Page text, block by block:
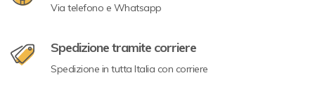
Via telefono e Whatsapp
Spedizione tramite corriere
Spedizione in tutta Italia con corriere